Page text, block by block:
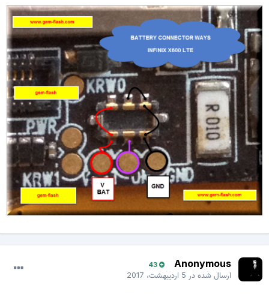
Anonymous
43
ارسال شده در5 اردیبهشت، 2017